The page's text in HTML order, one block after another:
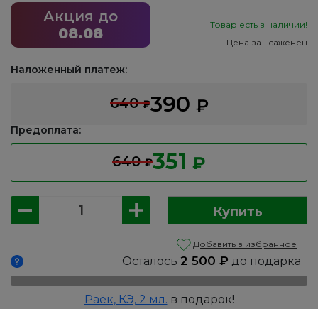
Акция до
08.08
Товар есть в наличии!
Цена за 1 саженец
Наложенный платеж:
640₽390 ₽
Предоплата:
640₽351 ₽
Количество
товара
Джинджер
Пич,
Р9
Купить
Добавить в избранное
Осталось 2 500 ₽ до подарка
Раёк, КЭ, 2 мл. в подарок!